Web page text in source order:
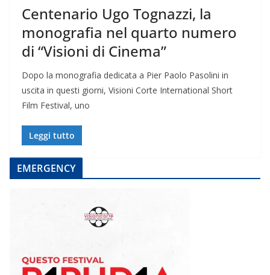
Centenario Ugo Tognazzi, la
monografia nel quarto numero
di “Visioni di Cinema”
Dopo la monografia dedicata a Pier Paolo Pasolini in
uscita in questi giorni, Visioni Corte International Short
Film Festival, uno
Leggi tutto
EMERGENCY